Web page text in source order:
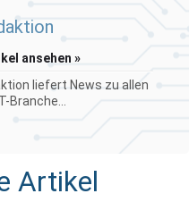
ansehen »
liefert News zu allen
Branche...
Artikel